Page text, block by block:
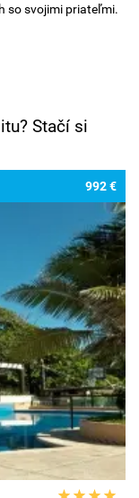
so svojimi priateľmi.
Stačí si
992 €